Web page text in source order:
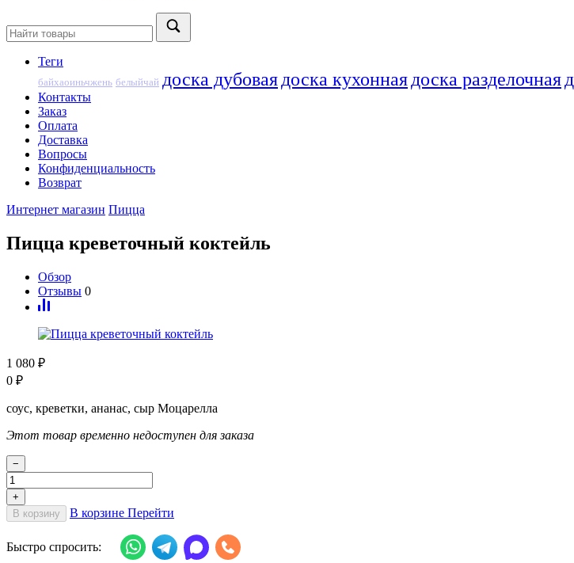
Теги
байхаоиньчжень белыйчай доска дубовая доска кухонная доска разделочная
Контакты
Заказ
Оплата
Доставка
Вопросы
Конфиденциальность
Возврат
Интернет магазин Пицца
Пицца креветочный коктейль
Обзор
Отзывы 0
1 080 ₽
0 ₽
соус, креветки, ананас, сыр Моцарелла
Этот товар временно недоступен для заказа
−
+
В корзину
В корзине Перейти
Быстро спросить: